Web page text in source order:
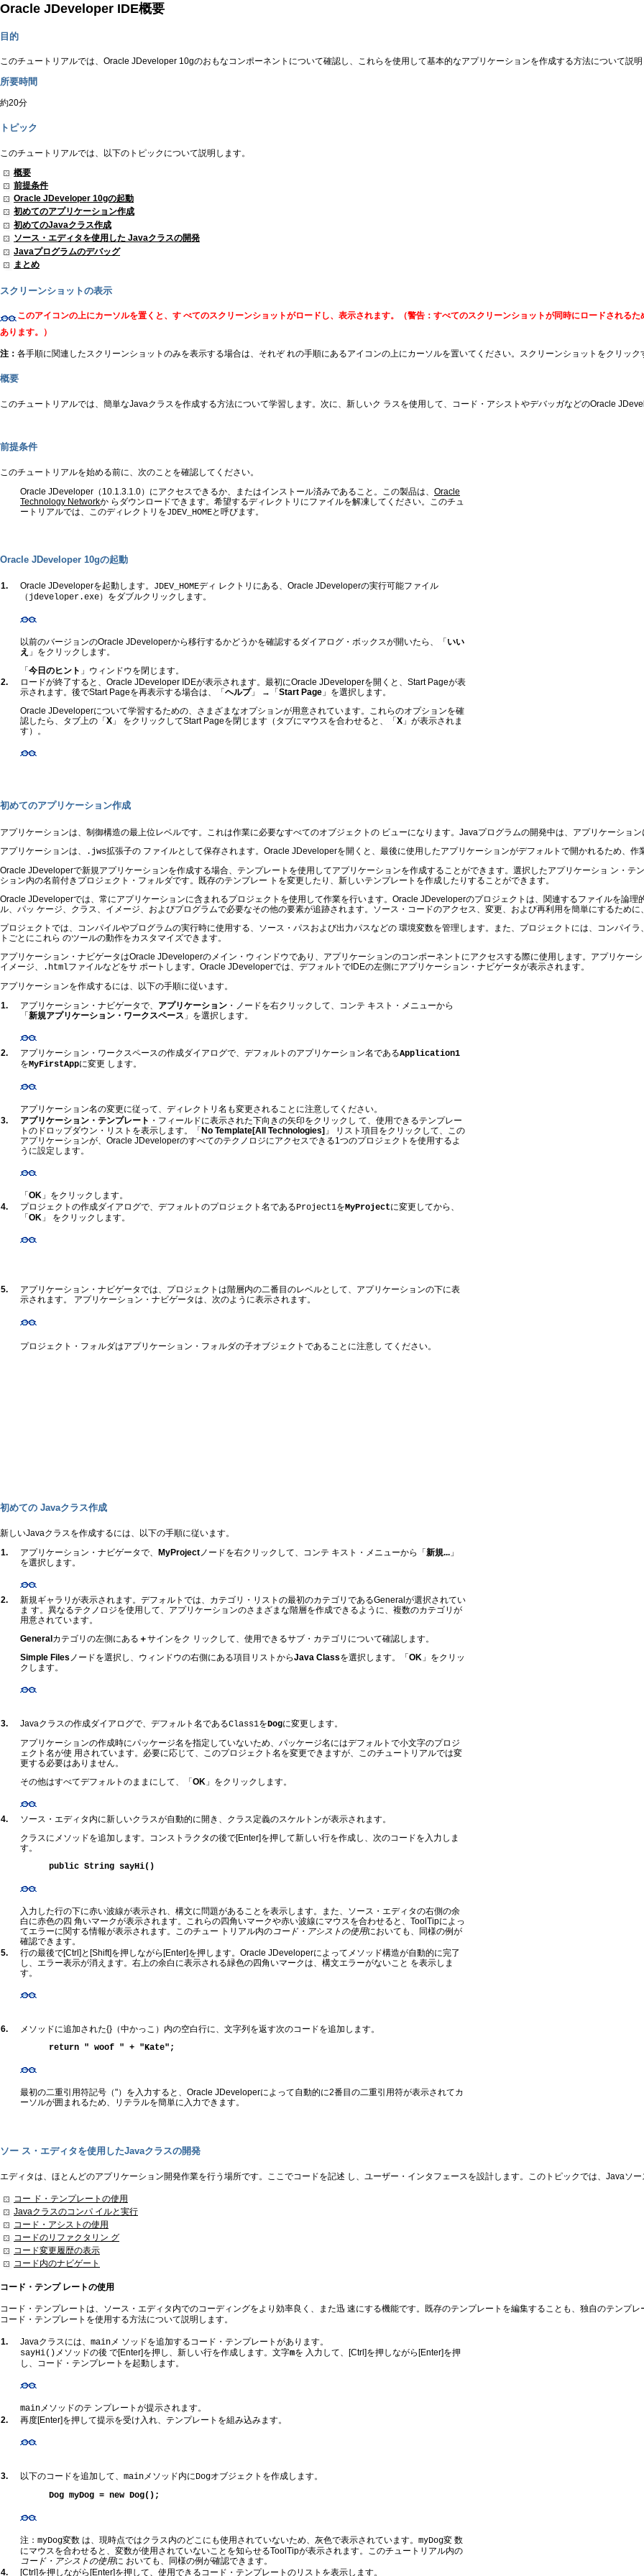
Oracle JDeveloper IDE概要
目的
このチュートリアルでは、Oracle JDeveloper 10gのおもなコンポーネントについて確認し、これらを使用して基本的なアプリケーションを作成する方法について説明
所要時間
約20分
トピック
このチュートリアルでは、以下のトピックについて説明します。
概要
前提条件
Oracle JDeveloper 10gの起動
初めてのアプリケーション作成
初めてのJavaクラス作成
ソース・エディタを使用した Javaクラスの開発
Javaプログラムのデバッグ
まとめ
スクリーンショットの表示
このアイコンの上にカーソルを置くと、す べてのスクリーンショットがロードし、表示されます。（警告：すべてのスクリーンショットが同時にロードされる
あります。）
注： 各手順に関連したスクリーンショットのみを表示する場合は、それぞ れの手順にあるアイコンの上にカーソルを置いてください。スクリーンショットをクリック
概要
このチュートリアルでは、簡単なJavaクラスを作成する方法について学習します。次に、新しいク ラスを使用して、コード・アシストやデバッガなどのOracle
前提条件
このチュートリアルを始める前に、次のことを確認してください。
Oracle JDeveloper（10.1.3.1.0）にアクセスできるか、またはインストール済みであること。この製品は、 Oracle
Technology Networkか らダウンロードできます。希望するディレクトリにファイルを解凍してください。このチュ
ートリアルでは、このディレクトリをJDEV_HOMEと呼びます。
Oracle JDeveloper 10gの起動
1. Oracle JDeveloperを起動します。 JDEV_HOMEディ レクトリにある、Oracle JDeveloperの実行可能ファイル
（ jdeveloper.exe）をダブルクリックします。
以前のバージョンのOracle JDeveloperから移行するかどうかを確認するダイアログ・ボックスが開いたら、「いい
え 」をクリックします。
「今日のヒント 」ウィンドウを閉じます。
2.
ロードが終了すると、Oracle JDeveloper IDEが表示されます。最初にOracle JDeveloperを開くと、Start Pageが表
示されます。後でStart Pageを再表示する場合は、「ヘルプ」 →「Start Page 」を選択します。
Oracle JDeveloperについて学習するための、さまざまなオプションが用意されています。これらのオプションを確
認したら、タブ上の「X 」 をクリックしてStart Pageを閉じます（タブにマウスを合わせると、「X 」が表示されま
す）。
初めてのアプリケーション作成
アプリケーションは、制御構造の最上位レベルです。これは作業に必要なすべてのオブジェクトの ビューになります。Javaプログラムの開発中は、アプリケーション
アプリケーションは、
.jws拡張子の ファイルとして保存されます。Oracle JDeveloperを開くと、最後に使用したアプリケーションがデフォルトで開かれるため、作
Oracle JDeveloperで新規アプリケーションを作成する場合、テンプレートを使用してアプリケーションを作成することができます。選択したアプリケーショ ン・
ション内の名前付きプロジェクト・フォルダです。既存のテンプレー トを変更したり、新しいテンプレートを作成したりすることができます。
Oracle JDeveloperでは、常にアプリケーションに含まれるプロジェクトを使用して作業を行います。Oracle JDeveloperのプロジェクトは、関連するファイルを論
ル、パッ ケージ、クラス、イメージ、およびプログラムで必要なその他の要素が追跡されます。ソース・コードのアクセス、変更、および再利用を簡単にするために
プロジェクトでは、コンパイルやプログラムの実行時に使用する、ソース・パスおよび出力パスなどの 環境変数を管理します。また、プロジェクトには、コンパイ
トごとにこれら のツールの動作をカスタマイズできます。
アプリケーション・ナビゲータはOracle JDeveloperのメイン・ウィンドウであり、アプリケーションのコンポーネントにアクセスする際に使用します。アプリケー
イメージ、
.htmlファイルなどをサ ポートします。Oracle JDeveloperでは、デフォルトでIDEの左側にアプリケーション・ナビゲータが表示されます。
アプリケーションを作成するには、以下の手順に従います。
1.
アプリケーション・ナビゲータで、 アプリケーション ・ノードを右クリックして、コンテ キスト・メニューから
「 新規アプリケーション・ワークスペース 」を選択します。
2. アプリケーション・ワークスペースの作成ダイアログで、デフォルトのアプリケーション名であるApplication1
をMyFirstAppに変更 します。
アプリケーション名の変更に従って、ディレクトリ名も変更されることに注意してください。
3.
アプリケーション・テンプレート ・フィールドに表示された下向きの矢印をクリックし て、使用できるテンプレー
トのドロップダウン・リストを表示します。「 No Template[All Technologies] 」 リスト項目をクリックして、この
アプリケーションが、Oracle JDeveloperのすべてのテクノロジにアクセスできる1つのプロジェクトを使用するよ
うに設定します。
「 OK 」をクリックします。
4.
プロジェクトの作成ダイアログで、デフォルトのプロジェクト名であるProject1をMyProjectに変更してから、
「 OK 」 をクリックします。
5.
アプリケーション・ナビゲータでは、プロジェクトは階層内の二番目のレベルとして、アプリケーションの下に表
示されます。 アプリケーション・ナビゲータは、次のように表示されます。
プロジェクト・フォルダはアプリケーション・フォルダの子オブジェクトであることに注意し てください。
初めての Javaクラス作成
新しいJavaクラスを作成するには、以下の手順に従います。
1.
アプリケーション・ナビゲータで、 MyProjectノードを右クリックして、コンテ キスト・メニューから「 新規... 」
を選択します。
2.
新規ギャラリが表示されます。デフォルトでは、カテゴリ・リストの最初のカテゴリであるGeneralが選択されてい
ま す。異なるテクノロジを使用して、アプリケーションのさまざまな階層を作成できるように、複数のカテゴリが
用意されています。
General カテゴリの左側にある ＋サインをク リックして、使用できるサブ・カテゴリについて確認します。
Simple Files ノードを選択し、ウィンドウの右側にある項目リストからJava Classを選択します。「 OK 」をクリッ
クします。
3. Javaクラスの作成ダイアログで、デフォルト名であるClass1をDogに変更します。
アプリケーションの作成時にパッケージ名を指定していないため、パッケージ名にはデフォルトで小文字のプロジ
ェクト名が使 用されています。必要に応じて、このプロジェクト名を変更できますが、このチュートリアルでは変
更する必要はありません。
その他はすべてデフォルトのままにして、「 OK 」をクリックします。
4.
ソース・エディタ内に新しいクラスが自動的に開き、クラス定義のスケルトンが表示されます。
クラスにメソッドを追加します。コンストラクタの後で[Enter]を押して新しい行を作成し、次のコードを入力しま
す。
public String sayHi()
入力した行の下に赤い波線が表示され、構文に問題があることを表示します。また、ソース・エディタの右側の余
白に赤色の四 角いマークが表示されます。これらの四角いマークや赤い波線にマウスを合わせると、ToolTipによっ
てエラーに関する情報が表示されます。このチュー トリアル内のコード・アシストの使用においても、同様の例が
確認できます。
5.
行の最後で[Ctrl]と[Shift]を押しながら[Enter]を押します。Oracle JDeveloperによってメソッド構造が自動的に完了
し、エラー表示が消えます。右上の余白に表示される緑色の四角いマークは、構文エラーがないこと を表示しま
す。
6.
メソッドに追加された{}（中かっこ）内の空白行に、文字列を返す次のコードを追加します。
return " woof " + "Kate";
最初の二重引用符記号（"）を入力すると、Oracle JDeveloperによって自動的に2番目の二重引用符が表示されてカ
ーソルが囲まれるため、リテラルを簡単に入力できます。
ソー ス・エディタを使用したJavaクラスの開発
エディタは、ほとんどのアプリケーション開発作業を行う場所です。ここでコードを記述 し、ユーザー・インタフェースを設計します。このトピックでは、Javaソ
コー ド・テンプレートの使用
Javaクラスのコンパ イルと実行
コード・アシストの使用
コードのリファクタリン グ
コード変更履歴の表示
コード内のナビゲート
コード・テンプ レートの使用
コード・テンプレートは、ソース・エディタ内でのコーディングをより効率良く、また迅 速にする機能です。既存のテンプレートを編集することも、独自のテンプレ
コード・テンプレートを使用する方法について説明します。
1. Javaクラスには、 mainメ ソッドを追加するコード・テンプレートがあります。
sayHi() メソッドの後 で[Enter]を押し、新しい行を作成します。文字mを 入力して、[Ctrl]を押しながら[Enter]を押
し、コード・テンプレートを起動します。
mainメソッドのテ ンプレートが提示されます。
2.
再度[Enter]を押して提示を受け入れ、テンプレートを組み込みます。
3. 以下のコードを追加して、 mainメソッド内にDogオブジェクトを作成します。
Dog myDog = new Dog();
注： myDog変数 は、現時点ではクラス内のどこにも使用されていないため、灰色で表示されています。 myDog変 数
にマウスを合わせると、変数が使用されていないことを知らせるToolTipが表示されます。このチュートリアル内の
コード・アシストの使用に おいても、同様の例が確認できます。
4.
[Ctrl]を押しながら[Enter]を押して、使用できるコード・テンプレートのリストを表示します。